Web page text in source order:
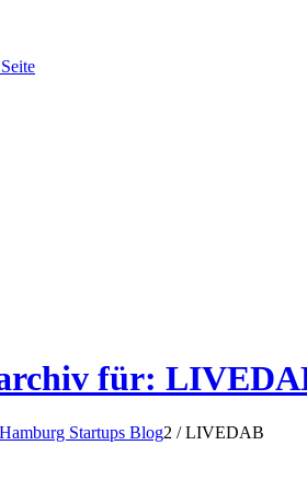
für:
Hamburg Startups Blog2 / LIVEDAB